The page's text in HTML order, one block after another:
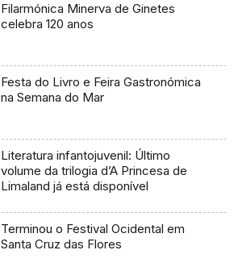
Filarmónica Minerva de Ginetes
celebra 120 anos
Festa do Livro e Feira Gastronómica
na Semana do Mar
Literatura infantojuvenil: Último
volume da trilogia d’A Princesa de
Limaland já está disponível
Terminou o Festival Ocidental em
Santa Cruz das Flores